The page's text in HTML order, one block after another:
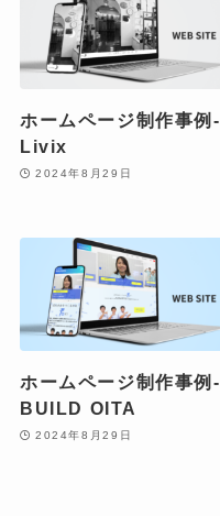
ホームページ制作事例-
Livix
2024年8月29日
ホームページ制作事例-
BUILD OITA
2024年8月29日